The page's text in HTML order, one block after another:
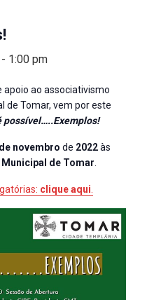
- 1:00 pm
apoio ao associativismo
de Tomar, vem por este
possível…..Exemplos!
novembro de 2022às
de Tomar
clique aqui